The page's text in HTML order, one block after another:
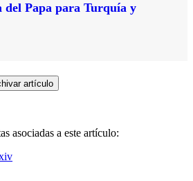
del Papa para Turquía y
artículo
asociadas a este artículo: